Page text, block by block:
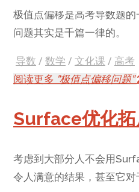
极值点偏移是高考导数题
问题其实是千篇一律的。
导数 / 数学 / 文化课 / 高考
阅读更多 "极值点偏移问题"
Surface优化
考虑到大部分人不会用
令人满意的结果，甚至它对